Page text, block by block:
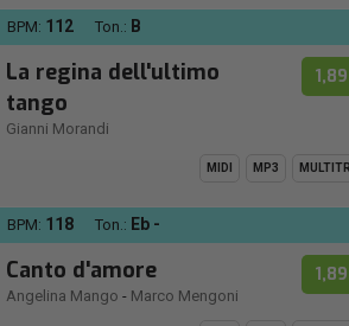
BPM: 112 Ton.: B
La regina dell'ultimo
tango
Gianni Morandi
MIDI MP3
BPM: 118 Ton.: Eb -
Canto d'amore
Angelina Mango - Marco Mengoni